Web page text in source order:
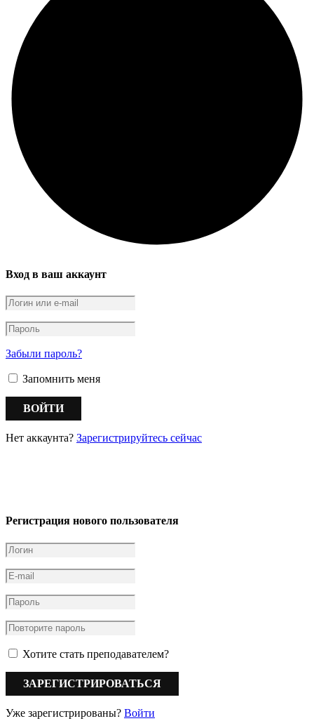
Вход в ваш аккаунт
Забыли пароль?
Запомнить меня
Нет аккаунта? Зарегистрируйтесь сейчас
Регистрация нового пользователя
Хотите стать преподавателем?
Уже зарегистрированы? Войти